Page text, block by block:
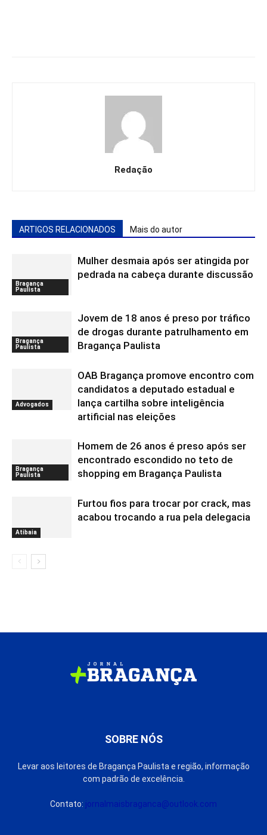
Redação
ARTIGOS RELACIONADOS Mais do autor
Bragança
Paulista
Mulher desmaia após ser atingida por
pedrada na cabeça durante discussão
Bragança
Paulista
Jovem de 18 anos é preso por tráfico
de drogas durante patrulhamento em
Bragança Paulista
Advogados
OAB Bragança promove encontro com
candidatos a deputado estadual e
lança cartilha sobre inteligência
artificial nas eleições
Bragança
Paulista
Homem de 26 anos é preso após ser
encontrado escondido no teto de
shopping em Bragança Paulista
Atibaia
Furtou fios para trocar por crack, mas
acabou trocando a rua pela delegacia
SOBRE NÓS
Levar aos leitores de Bragança Paulista e região, informação
com padrão de excelência.
Contato: jornalmaisbraganca@outlook.com